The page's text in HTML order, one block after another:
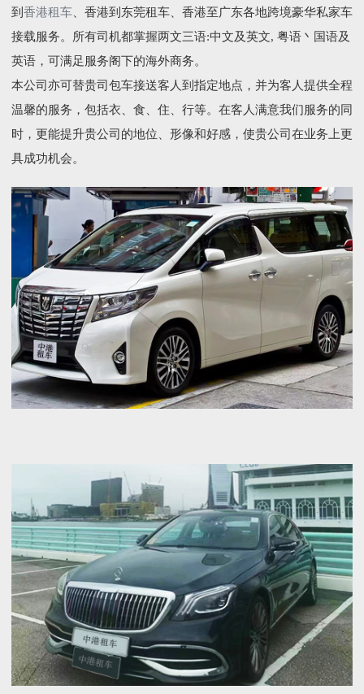
到 香港租车、香港到东莞租车、香港至广东各地跨境豪华私家车
接载服务。所有司机都掌握两文三语:中文及英文, 粤语丶国语及
英语，可满足服务阁下的海外商务。
本公司亦可替贵司包车接送客人到指定地点，并为客人提供全程
温馨的服务，包括衣、食、住、行等。在客人满意我们服务的同
时，更能提升贵公司的地位、形像和好感，使贵公司在业务上更
具成功机会。